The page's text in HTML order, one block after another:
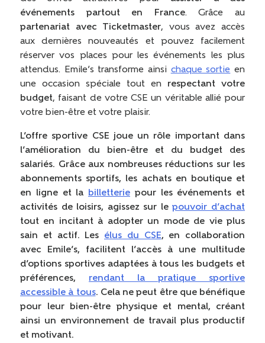
événements partout en France. Grâce au
partenariat avec Ticketmaster, vous avez accès
aux dernières nouveautés et pouvez facilement
réserver vos places pour les événements les plus
attendus. Emile’s transforme ainsi chaque sortie en
une occasion spéciale tout en respectant votre
budget, faisant de votre CSE un véritable allié pour
votre bien-être et votre plaisir.
L’offre sportive CSE joue un rôle important dans
l’amélioration du bien-être et du budget des
salariés. Grâce aux nombreuses réductions sur les
abonnements sportifs, les achats en boutique et
en ligne et la
billetterie pour les événements et
activités de loisirs, agissez sur lepouvoir d’achat
tout en incitant à adopter un mode de vie plus
sain et actif. Les élus du CSE, en collaboration
avec Emile’s, facilitent l’accès à une multitude
d’options sportives adaptées à tous les budgets et
préférences, rendant la pratique sportive
accessible à tous. Cela ne peut être que bénéfique
pour leur bien-être physique et mental, créant
ainsi un environnement de travail plus productif
et motivant.